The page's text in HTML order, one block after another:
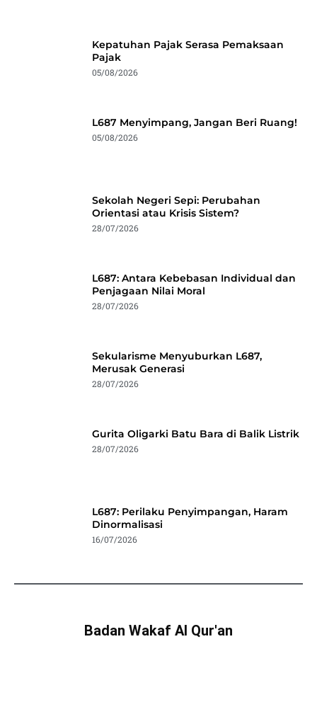
Kepatuhan Pajak Serasa Pemaksaan
Pajak
05/08/2026
L687 Menyimpang, Jangan Beri Ruang!
05/08/2026
Sekolah Negeri Sepi: Perubahan
Orientasi atau Krisis Sistem?
28/07/2026
L687: Antara Kebebasan Individual dan
Penjagaan Nilai Moral
28/07/2026
Sekularisme Menyuburkan L687,
Merusak Generasi
28/07/2026
Gurita Oligarki Batu Bara di Balik Listrik
28/07/2026
L687: Perilaku Penyimpangan, Haram
Dinormalisasi
16/07/2026
Badan Wakaf Al Qur'an